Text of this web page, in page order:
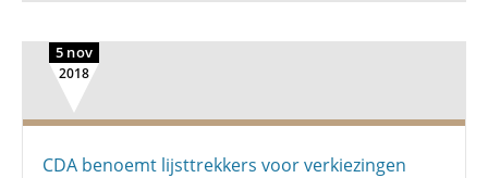
5 nov
2018
CDA benoemt lijsttrekkers voor verkiezingen